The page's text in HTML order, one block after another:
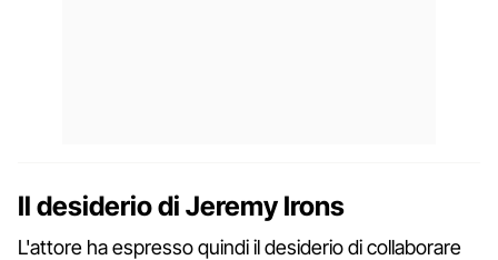
Il desiderio di Jeremy Irons
L'attore ha espresso quindi il desiderio di collaborare